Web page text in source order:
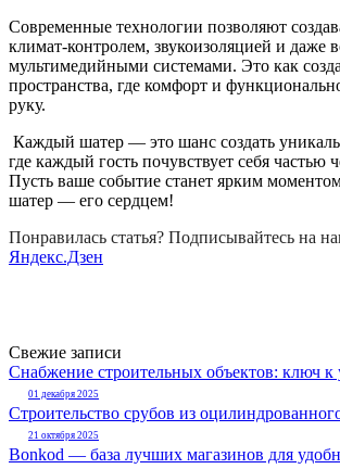
Современные технологии позволяют
климат-контролем, звукоизоляцией и даже
мультимедийными системами. Это как
пространства, где комфорт и
руку.
Каждый шатер — это шанс создать
где каждый гость почувствует себя частью
Пусть ваше событие станет ярким
шатер — его сердцем!
Понравилась статья? Подписывайтесь на
Яндекс.Дзен
Свежие записи
Снабжение строительных объектов: ключ к
01 декабря 2025
Строительство срубов из
21 октября 2025
Bonkod — база лучших магазинов для